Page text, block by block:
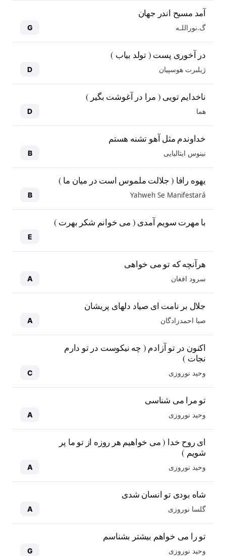
آمد مسیح اندر جهان
گ.نوراللـه G
در آخوری پست ( تولد بیاب )
ژیلبرت هوسپیان D
ناخدایم تویی ( مرا در آغوشت بگیر )
هما D
خداوندم مثل آهو تشنه هستم
نینوس ایتالیایی B
یهوه رافا ( جلالت ملموس است در میان ما )
Yahweh Se Manifestará
B
با مهرت سویم آمدی ( می خوانم شکر بهرت )
E
هرآنچه که تو می خواهی
سرود افغان A
جلال بر نامت ای صیاد دلهای پریشان
صبا احمدزادگان A
اکنون در تو آزادم ( چه نیکوست در تو دارم
نجات )
وحید نوروزی C
تو مرا می شناسی
وحید نوروزی A
ای روح خدا ( می خواهیم هر روزه از تو ما پر
شویم )
وحید نوروزی A
شاه بودی تو انسان شدی
گلسا نوروزی A
تو را می خواهم بیشتر بشناسم
وحید نوروزی G